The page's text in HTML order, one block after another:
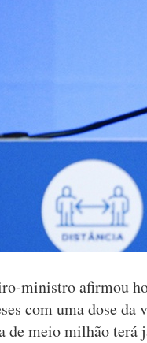
ministro afirmou
com uma dose
de meio milhão terá